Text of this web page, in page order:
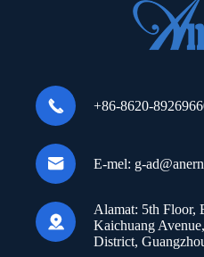
 +86-8620-
 E-mel: g-

Alamat: 5th Floor,
Kaichuang
District,